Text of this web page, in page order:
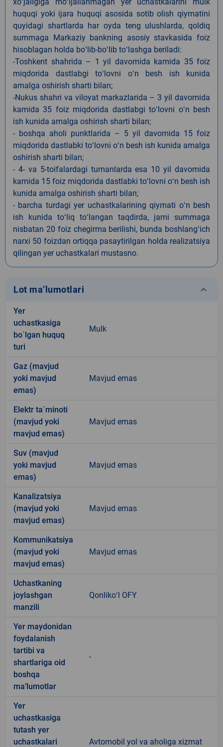
huquqi yoki ijara huquqi asosida sotib olish qiymatini
quyidagi shartlarda har oyda teng ulushlarda, qoldiq
summaga Markaziy bankning asosiy stavkasida foiz
hisoblagan holda boʻlib-boʻlib toʻlashga beriladi:
-Toshkent shahrida – 1 yil davomida kamida 35 foiz
miqdorida dastlabgi toʻlovni oʻn besh ish kunida
amalga oshirish sharti bilan;
-Nukus shahri va viloyat markazlarida – 3 yil davomida
kamida 35 foiz miqdorida dastlabgi toʻlovni oʻn besh
ish kunida amalga oshirish sharti bilan;
- boshqa aholi punktlarida – 5 yil davomida 15 foiz
miqdorida dastlabki toʻlovni oʻn besh ish kunida amalga
oshirish sharti bilan;
- 4- va 5-toifalardagi tumanlarda esa 10 yil davomida
kamida 15 foiz miqdorida dastlabki toʻlovni oʻn besh ish
kunida amalga oshirish sharti bilan;
- barcha turdagi yer uchastkalarining qiymati oʻn besh
ish kunida toʻliq toʻlangan taqdirda, jami summaga
nisbatan 20 foiz chegirma berilishi, bunda boshlangʻich
narxi 50 foizdan ortiqqa pasaytirilgan holda realizatsiya
qilingan yer uchastkalari mustasno.
Lot ma’lumotlari keyboard_arrow_down
Yer
uchastkasiga
bo`lgan huquq
turi
Mulk
Gaz (mavjud
yoki mavjud
emas)
Mavjud emas
Elektr ta`minoti
(mavjud yoki
mavjud emas)
Mavjud emas
Suv (mavjud
yoki mavjud
emas)
Mavjud emas
Kanalizatsiya
(mavjud yoki
mavjud emas)
Mavjud emas
Kommunikatsiya
(mavjud yoki
mavjud emas)
Mavjud emas
Uchastkaning
joylashgan
manzili
Qonlikoʻl OFY
Yer maydonidan
foydalanish
tartibi va
shartlariga oid
boshqa
ma’lumotlar
-
Yer
uchastkasiga
tutash yer
uchastkalari
Avtomobil yol va aholiga xizmat